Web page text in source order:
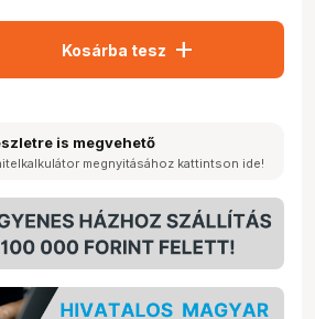
Kosárba tesz add
is megvehető
megnyitásához kattintson ide!